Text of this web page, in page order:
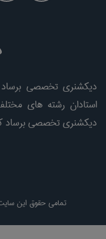
دیکشنری تخصصی برساد
استادان رشته های
دیکشنری تخصصی برساد
تمامی حقوق این